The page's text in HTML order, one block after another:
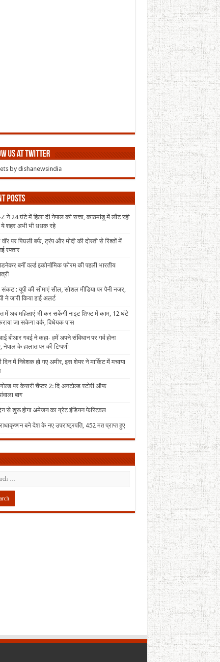
us at Twitter
by dishanewsindia
Posts
ने 24 घंटे में हिला दी नेपाल की सत्ता, काठमांडू में लौट रही
ये शहर अभी भी धधक रहे
पर पिघली बर्फ, ट्रंप और मोदी की दोस्ती से रिश्तों में
रफ्तार
बनीं वर्ल्ड इकोनॉमिक फोरम की पहली भारतीय
संकट : यूपी की सीमाएं सील, सोशल मीडिया पर पैनी नजर,
ने जारी किया हाई अलर्ट
में अब महिलाएं भी कर सकेंगी नाइट शिफ्ट में काम, 12 घंटे
जा सकेगा वर्क, विधेयक पास
बीआर गवई ने कहा- हमें अपने संविधान पर गर्व होना
नेपाल के हालात पर की टिप्पणी
दिन में निवेशक हो गए अमीर, इस शेयर ने मार्किट में मचाया
गोल्ड पर केसरी चैप्टर 2: दि अनटोल्ड स्टोरी ऑफ
बाग
से शुरू होगा अमेजन का ग्रेट इंडियन फेस्टिवल
बने देश के नए उपराष्ट्रपति, 452 मत प्राप्त हुए